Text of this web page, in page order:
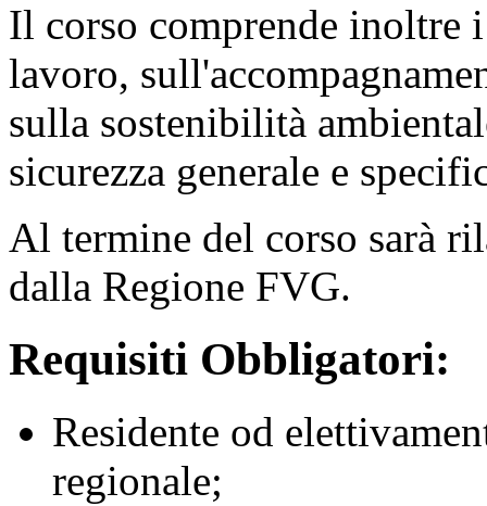
Il corso comprende inoltre
lavoro,
sulla sostenibilità
sicurezza generale e
Al termine del corso sarà
dalla Regione FVG.
Requisiti Obbligatori:
Residente od
regionale;